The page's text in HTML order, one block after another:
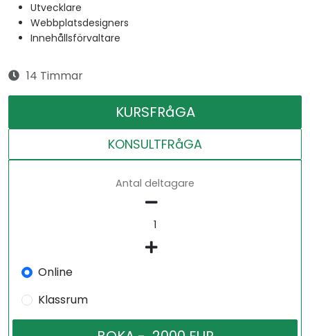
Utvecklare
Webbplatsdesigners
Innehållsförvaltare
14 Timmar
KURSFRåGA
KONSULTFRåGA
Antal deltagare
Online
Klassrum